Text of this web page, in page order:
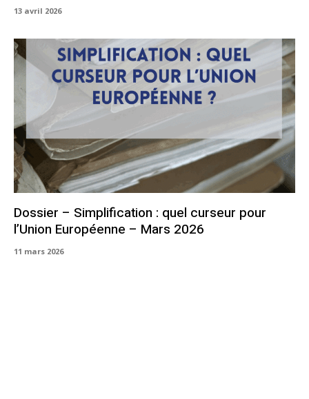
13 avril 2026
Dossier – Simplification : quel curseur pour
l’Union Européenne – Mars 2026
11 mars 2026